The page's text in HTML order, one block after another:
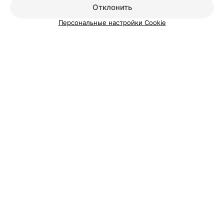
Отклонить
Персональные настройки Cookie